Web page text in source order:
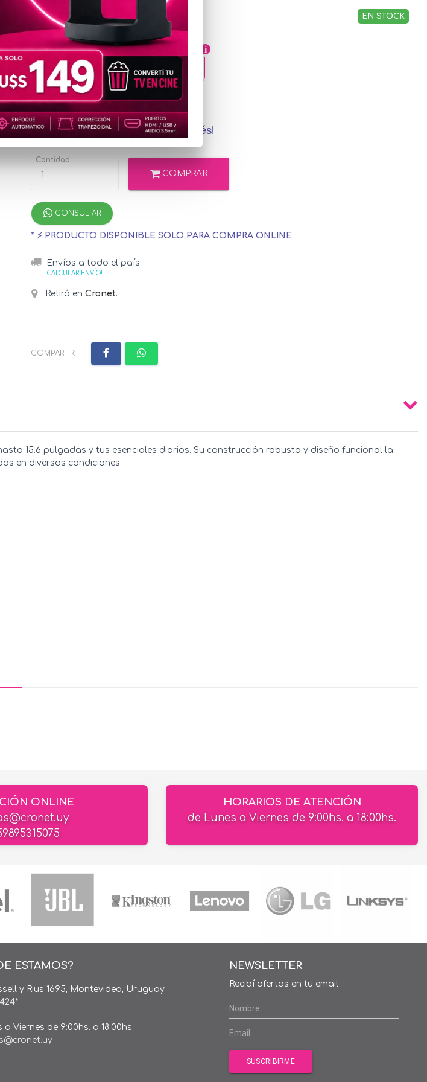
MOC108 EN STOCK
u$s18,12
Precio
especial
u$s19.99 con MercadoPago
¡Hasta 12 cuotas sin interés!
Cantidad
COMPRAR
CONSULTAR
* ⚡ PRODUCTO DISPONIBLE SOLO PARA COMPRA ONLINE
Envíos a todo el país
¡CALCULAR ENVÍO!
Retirá en Cronet.
COMPARTIR:
15.6 pulgadas y tus esenciales diarios. Su construcción robusta y diseño funcional la
en diversas condiciones.
ONLINE
HORARIOS DE ATENCIÓN
de Lunes a Viernes de 9:00hs. a 18:00hs.
ESTAMOS?
y Rius 1695, Montevideo, Uruguay
a Viernes de 9:00hs. a 18:00hs.
NEWSLETTER
Recibí ofertas en tu email